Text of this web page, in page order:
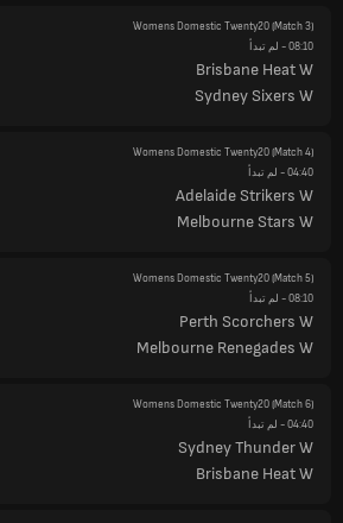
Womens Domestic Twenty20 (Match 3)
08:10- لم تبدأ
Brisbane Heat W
Sydney Sixers W
Womens Domestic Twenty20 (Match 4)
04:40- لم تبدأ
Adelaide Strikers W
Melbourne Stars W
Womens Domestic Twenty20 (Match 5)
08:10- لم تبدأ
Perth Scorchers W
Melbourne Renegades W
Womens Domestic Twenty20 (Match 6)
04:40- لم تبدأ
Sydney Thunder W
Brisbane Heat W